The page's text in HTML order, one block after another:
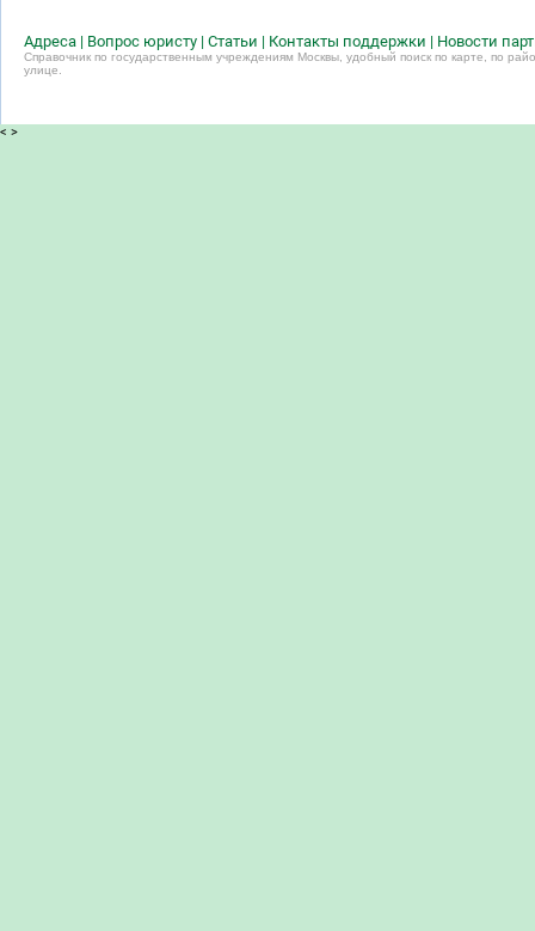
Адреса | Вопрос юристу | Статьи | Контакты поддержки | Новости
Справочник по государственным учреждениям Москвы, удобный поиск по карте, по
улице.
< >